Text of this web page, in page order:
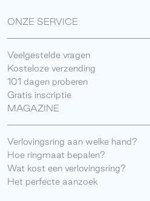
ONZE SERVICE
Veelgestelde vragen
Kosteloze verzending
101 dagen proberen
Gratis inscriptie
MAGAZINE
Verlovingsring aan welke hand?
Hoe ringmaat bepalen?
Wat kost een verlovingsring?
Het perfecte aanzoek